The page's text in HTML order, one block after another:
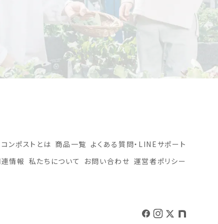
コンポストとは 商品一覧 よくある質問・LINEサポート
情報 私たちについて お問い合わせ 運営者ポリシー